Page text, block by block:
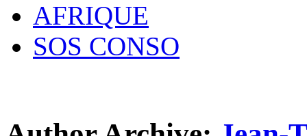
AFRIQUE
SOS CONSO